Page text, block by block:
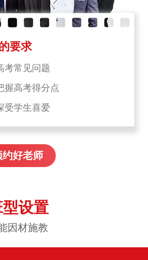
要求
考常见问题
握高考得分点
受学生喜爱
好老师
设置
因材施教